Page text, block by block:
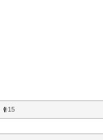
15